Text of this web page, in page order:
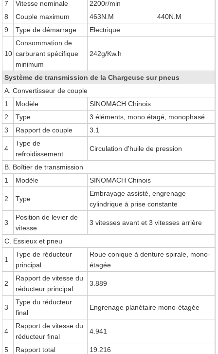
7 Vitesse nominale
2200r/min
8
Couple maximum 463N.M
440N.M
9
Type de démarrage Electrique
10
Consommation de
carburant spécifique
minimum
242g/Kw.h
Système de transmission de la Chargeuse sur pneus
A. Convertisseur de couple
1
Modèle
SINOMACH Chinois
2
Type
3 éléments, mono étagé, monophasé
3
Rapport de couple 3.1
4
Type de
refroidissement
Circulation d'huile de pression
B. Boîtier de transmission
1
Modèle SINOMACH Chinois
2 Type
Embrayage assisté, engrenage
cylindrique à prise constante
3
Position de levier de
vitesse
3 vitesses avant et 3 vitesses arrière
C. Essieux et pneu
1
Type de réducteur
principal
Roue conique à denture spirale, mono-
étagée
2
Rapport de vitesse du
réducteur principal
3.889
3
Type du réducteur
final
Engrenage planétaire mono-étagée
4
Rapport de vitesse du
réducteur final
4.941
5 Rapport total
19.216